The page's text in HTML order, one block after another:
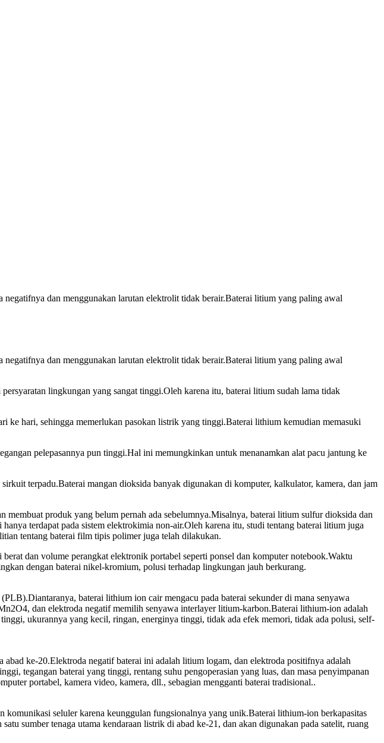
dan menggunakan larutan elektrolit tidak berair.Baterai litium yang paling awal
dan menggunakan larutan elektrolit tidak berair.Baterai litium yang paling awal
lingkungan yang sangat tinggi.Oleh karena itu, baterai litium sudah lama tidak
hari, sehingga memerlukan pasokan listrik yang tinggi.Baterai lithium kemudian memasuki
pelepasannya pun tinggi.Hal ini memungkinkan untuk menanamkan alat pacu jantung ke
terpadu.Baterai mangan dioksida banyak digunakan di komputer, kalkulator, kamera, dan jam
produk yang belum pernah ada sebelumnya.Misalnya, baterai litium sulfur dioksida dan
terdapat pada sistem elektrokimia non-air.Oleh karena itu, studi tentang baterai litium juga
tentang baterai film tipis polimer juga telah dilakukan.
dan volume perangkat elektronik portabel seperti ponsel dan komputer notebook.Waktu
dengan baterai nikel-kromium, polusi terhadap lingkungan jauh berkurang.
baterai lithium ion cair mengacu pada baterai sekunder di mana senyawa
dan elektroda negatif memilih senyawa interlayer litium-karbon.Baterai lithium-ion adalah
ukurannya yang kecil, ringan, energinya tinggi, tidak ada efek memori, tidak ada polusi, self-
ke-20.Elektroda negatif baterai ini adalah litium logam, dan elektroda positifnya adalah
tegangan baterai yang tinggi, rentang suhu pengoperasian yang luas, dan masa penyimpanan
portabel, kamera video, kamera, dll., sebagian mengganti baterai tradisional..
seluler karena keunggulan fungsionalnya yang unik.Baterai lithium-ion berkapasitas
sumber tenaga utama kendaraan listrik di abad ke-21, dan akan digunakan pada satelit, ruang